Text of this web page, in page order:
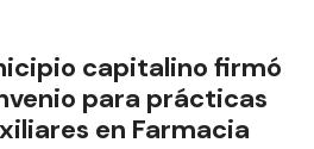
capitalino firmó
para prácticas
en Farmacia